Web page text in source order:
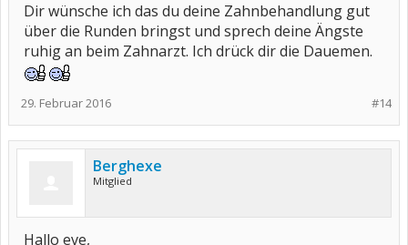
Dir wünsche ich das du deine Zahnbehandlung gut
über die Runden bringst und sprech deine Ängste
ruhig an beim Zahnarzt. Ich drück dir die Dauemen.
#14
29. Februar 2016
Berghexe
Mitglied
Hallo eve,